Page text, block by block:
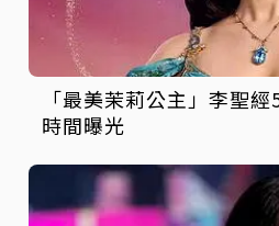
「最美茉莉公主」李聖
時間曝光